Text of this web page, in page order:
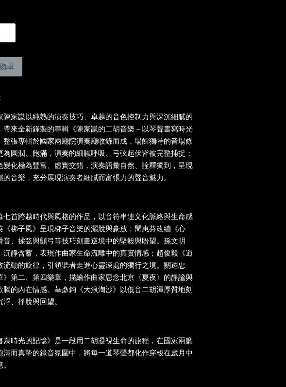
車
陳家崑以純熟的演奏技巧、卓越的音色控制力與深沉細膩的
帶來全新錄製的專輯《陳家崑的二胡音樂－以琴聲書寫時光
整張專輯於國家兩廳院演奏廳收錄而成，場館獨特的音場條
為圓潤、飽滿，演奏的細膩呼吸、弓弦起伏皆被完整捕捉；
變化極為豐富、虛實交錯，演奏語彙自然、詮釋獨到，呈現
的音樂，充分展現演奏者細膩而富張力的聲音魅力。
七首跨越時代與風格的作品，以音符串連文化脈絡與生命感
《梆子風》呈現梆子音樂的灑脫與豪放；閔惠芬改編《心
音、揉弦與顫弓等技巧刻畫逆境中的堅毅與盼望。孫文明
沉靜含蓄，表現作曲家生命流離中的真實情感；趙俊毅《逍
流動的旋律，引領聽者走進心靈深處的獨行之境。關迺忠
》第二、第四樂章，描繪作曲家思念北京〈夏夜〉的靜謐與
騰的內在情感。華彥鈞《大浪淘沙》以低音二胡渾厚質地刻
、掙脫與回望。
寫時光的記憶》是一段用二胡凝視生命的旅程，在國家兩廳
滿而真摯的錄音氛圍中，將每一道琴聲都化作穿梭在歲月中